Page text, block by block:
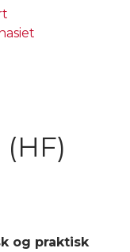
og praktisk